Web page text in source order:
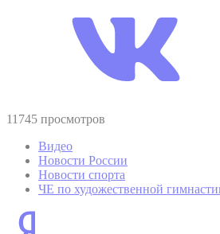
11745 просмотров
Видео
Новости России
Новости спорта
ЧЕ по художественной